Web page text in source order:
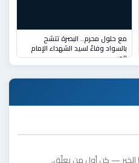
مع حلول محرم.. البصرة تتشح
بالسواد وفاءً لسيد الشهداء الإمام
الحس